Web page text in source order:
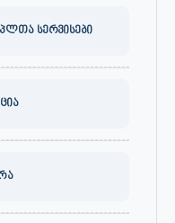
სერვისები